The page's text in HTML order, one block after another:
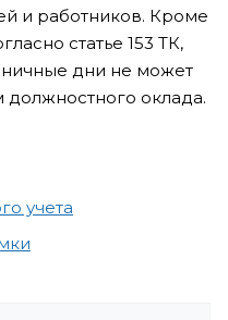
и работников. Кроме
статье 153 ТК,
дни не может
должностного оклада.
учета